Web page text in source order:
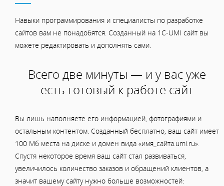
Навыки программирования и специалисты по разработке
сайтов вам не понадобятся. Созданный на 1C-UMI сайт вы
можете редактировать и дополнять сами.
Всего две минуты — и у вас уже
есть готовый к работе сайт
Вы лишь наполняете его информацией, фотографиями и
остальным контентом. Созданный бесплатно, ваш сайт имеет
100 Мб места на диске и домен вида «имя_сайта.umi.ru».
Спустя некоторое время ваш сайт стал развиваться,
увеличилось количество заказов и обращений клиентов, а
значит вашему сайту нужно больше возможностей: